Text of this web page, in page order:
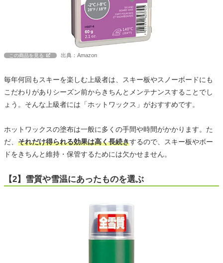
この商品を見る 出典：Amazon
毎年何回もスキーを楽しむ上級者は、スキー板やスノーボードにも
こだわりがありシーズン前からきちんとメンテナンスすることでし
ょう。そんな上級者には「ホットワックス」がおすすめです。
ホットワックスの塗布は一般に多くの手間や時間がかかります。た
だ、 それだけ得られる効果は高く長続きするので、スキー板やボー
ドをきちんと維持・保管するためには欠かせません。
【2】雪質や雪温にあったものを選ぶ